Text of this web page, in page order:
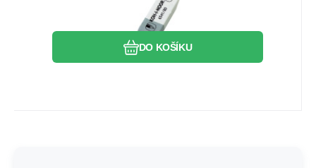
DO KOŠÍKU
Oblíbený
Porovnat
stěrací pryž pro univerzální použití